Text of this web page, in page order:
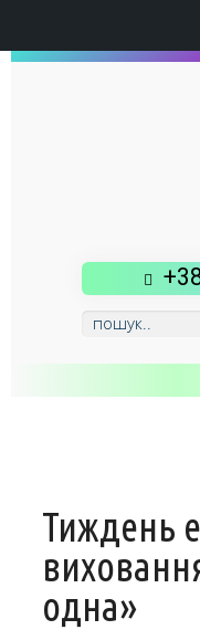
Тиждень
одна»